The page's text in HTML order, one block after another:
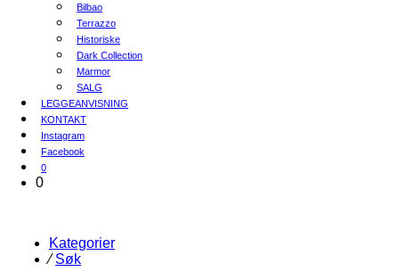
Bilbao
Terrazzo
Historiske
Dark Collection
Marmor
SALG
LEGGEANVISNING
KONTAKT
Instagram
Facebook
0
0
Kategorier
⁄ Søk